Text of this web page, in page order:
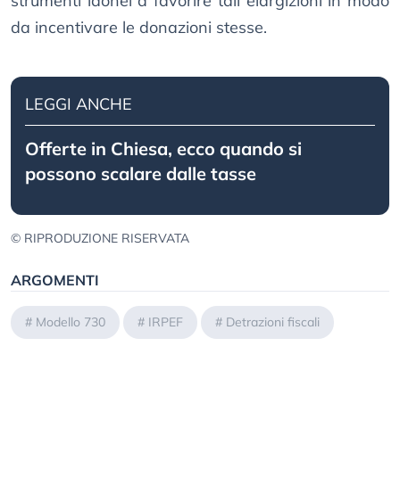
da incentivare le donazioni stesse.
LEGGI ANCHE
Offerte in Chiesa, ecco quando si
possono scalare dalle tasse
© RIPRODUZIONE RISERVATA
ARGOMENTI
# Modello 730 # IRPEF # Detrazioni fiscali